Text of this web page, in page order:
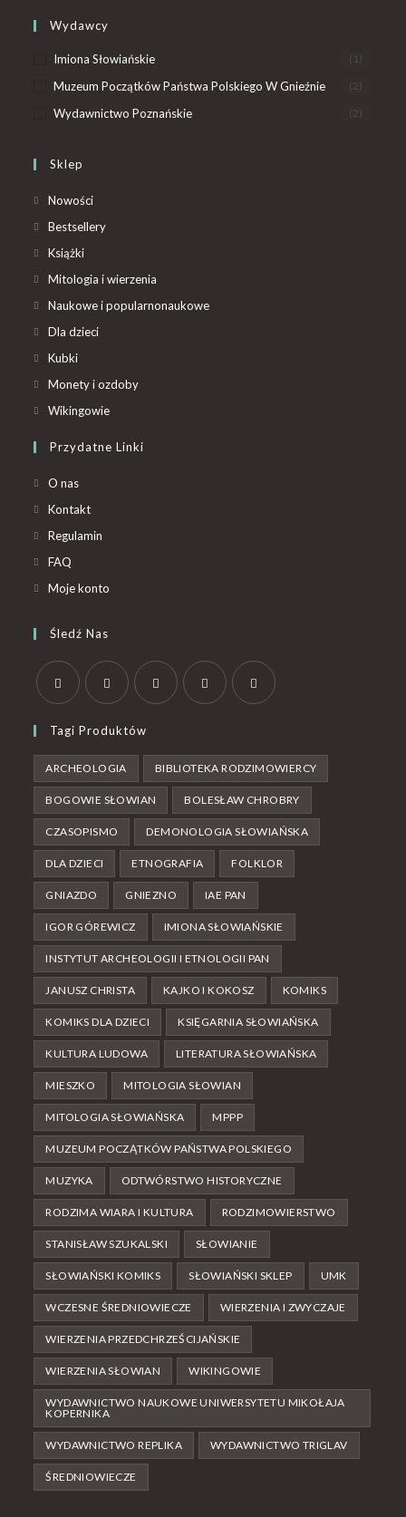
Wydawcy
Imiona Słowiańskie (1)
Muzeum Początków Państwa Polskiego W Gnieźnie (2)
Wydawnictwo Poznańskie (2)
Sklep
Nowości
Bestsellery
Książki
Mitologia i wierzenia
Naukowe i popularnonaukowe
Dla dzieci
Kubki
Monety i ozdoby
Wikingowie
Przydatne Linki
O nas
Kontakt
Regulamin
FAQ
Moje konto
Śledź Nas
Tagi Produktów
ARCHEOLOGIA BIBLIOTEKA RODZIMOWIERCY
BOGOWIE SŁOWIAN BOLESŁAW CHROBRY
CZASOPISMO DEMONOLOGIA SŁOWIAŃSKA
DLA DZIECI ETNOGRAFIA FOLKLOR
GNIAZDO GNIEZNO IAE PAN
IGOR GÓREWICZ IMIONA SŁOWIAŃSKIE
INSTYTUT ARCHEOLOGII I ETNOLOGII PAN
JANUSZ CHRISTA KAJKO I KOKOSZ KOMIKS
KOMIKS DLA DZIECI KSIĘGARNIA SŁOWIAŃSKA
KULTURA LUDOWA LITERATURA SŁOWIAŃSKA
MIESZKO MITOLOGIA SŁOWIAN
MITOLOGIA SŁOWIAŃSKA MPPP
MUZEUM POCZĄTKÓW PAŃSTWA POLSKIEGO
MUZYKA ODTWÓRSTWO HISTORYCZNE
RODZIMA WIARA I KULTURA RODZIMOWIERSTWO
STANISŁAW SZUKALSKI SŁOWIANIE
SŁOWIAŃSKI KOMIKS SŁOWIAŃSKI SKLEP UMK
WCZESNE ŚREDNIOWIECZE WIERZENIA I ZWYCZAJE
WIERZENIA PRZEDCHRZEŚCIJAŃSKIE
WIERZENIA SŁOWIAN WIKINGOWIE
WYDAWNICTWO NAUKOWE UNIWERSYTETU MIKOŁAJA
KOPERNIKA
WYDAWNICTWO REPLIKA WYDAWNICTWO TRIGLAV
ŚREDNIOWIECZE